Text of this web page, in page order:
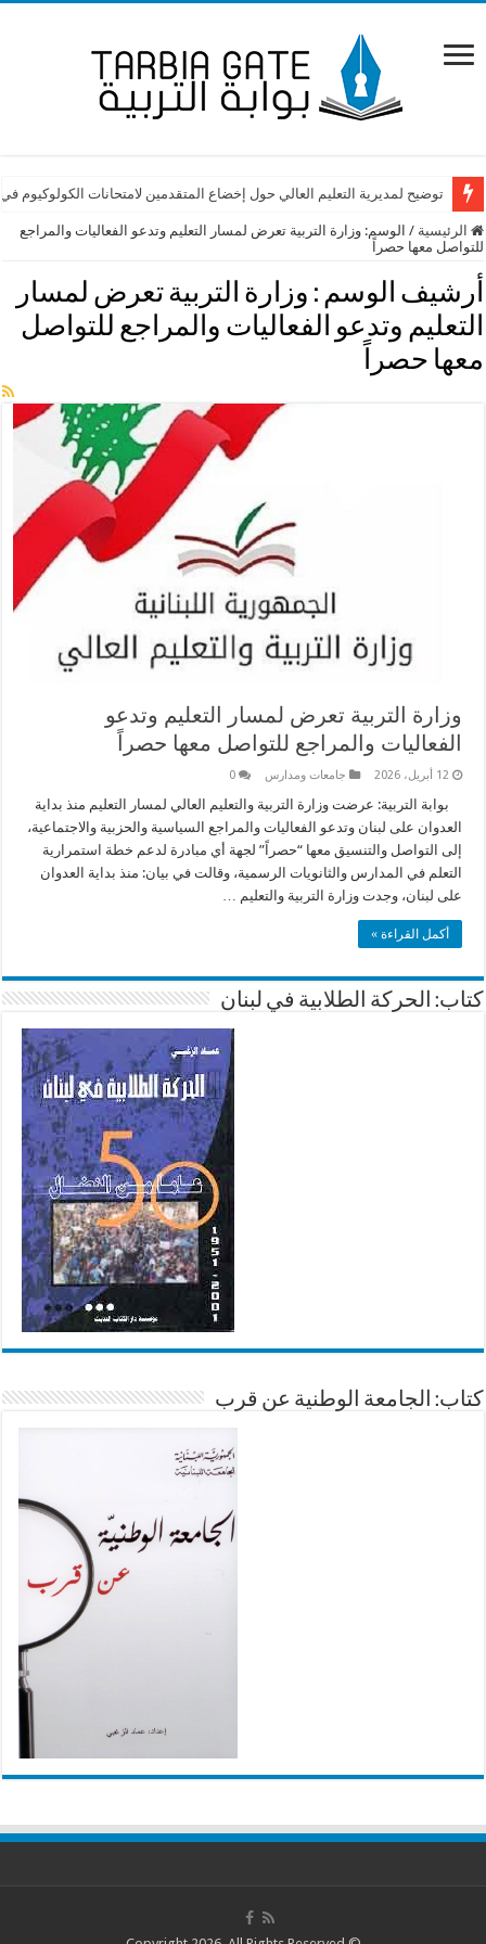
توضيح لمديرية التعليم العالي حول إخضاع المتقدمين لامتحانات الكولوكيوم
الرئيسية / الوسم:وزارة التربية تعرض لمسار التعليم وتدعو الفعاليات والمراجع
للتواصل معها حصراً
أرشيف الوسم : وزارة التربية تعرض لمسار
التعليم وتدعو الفعاليات والمراجع للتواصل
معها حصراً
وزارة التربية تعرض لمسار التعليم وتدعو
الفعاليات والمراجع للتواصل معها حصراً
12 أبريل، 2026 جامعات ومدارس 0
بوابة التربية: عرضت وزارة التربية والتعليم العالي لمسار التعليم منذ بداية
العدوان على لبنان وتدعو الفعاليات والمراجع السياسية والحزبية والاجتماعية،
إلى التواصل والتنسيق معها “حصراً” لجهة أي مبادرة لدعم خطة استمرارية
التعلم في المدارس والثانويات الرسمية، وقالت في بيان: منذ بداية العدوان
على لبنان، وجدت وزارة التربية والتعليم …
أكمل القراءة »
كتاب: الحركة الطلابية في لبنان
كتاب: الجامعة الوطنية عن قرب